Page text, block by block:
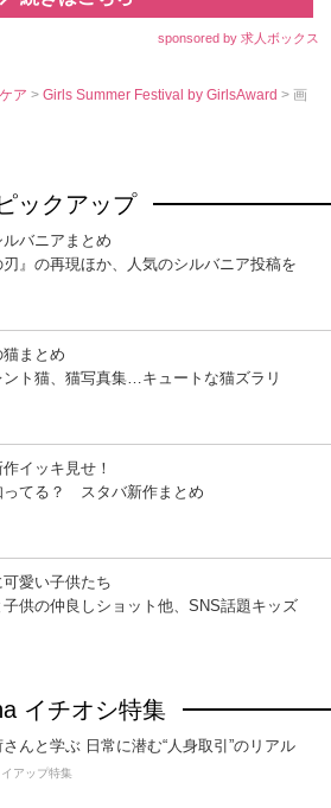
sponsored by 求人ボックス
ア>Girls Summer Festival by GirlsAward> 画
ックアップ
バニアまとめ
刃』の再現ほか、人気のシルバニア投稿を
まとめ
ント猫、猫写真集…キュートな猫ズラリ
イッキ見せ！
ってる？ スタバ新作まとめ
愛い子供たち
供の仲良しショット他、SNS話題キッズ
イチオシ特集
さんと学ぶ 日常に潜む“人身取引”のリアル
アップ特集